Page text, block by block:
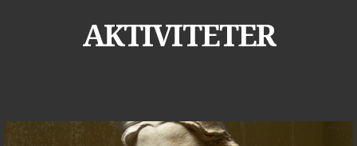
AKTIVITETER